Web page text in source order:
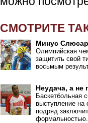
СМОТРИТЕ
Минус
Олимпийская
защитить свой
восьмым
Неудача, а не
Баскетбольная
выступление на
подряд
формальностью.